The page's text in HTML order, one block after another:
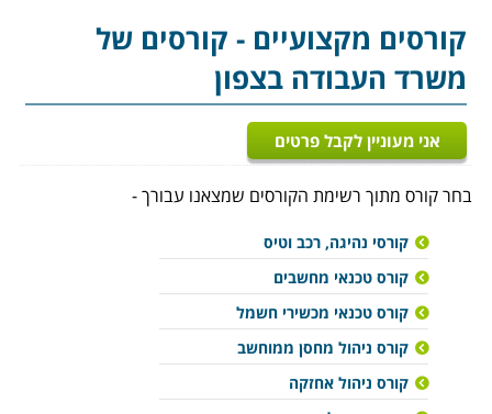
קורסים מקצועיים - קורסים של
משרד העבודה בצפון
אני מעוניין לקבל פרטים
בחר קורס מתוך רשימת הקורסים שמצאנו עבורך -
קורסי נהיגה, רכב וטיס
קורס טכנאי מחשבים
קורס טכנאי מכשירי חשמל
קורס ניהול מחסן ממוחשב
קורס ניהול אחזקה